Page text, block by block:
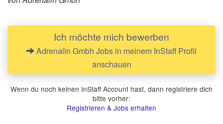
Ich möchte mich bewerben
Adrenalin Gmbh Jobs in meinem InStaff Profil
anschauen
Wenn du noch keinen InStaff Account hast, dann registriere dich
bitte vorher:
Registrieren & Jobs erhalten